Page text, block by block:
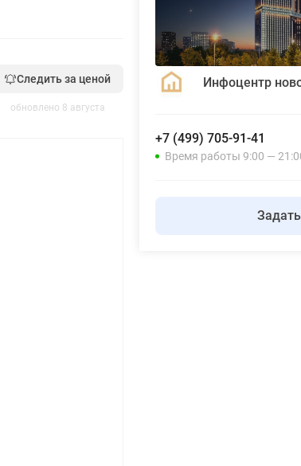
Следить за ценой
обновлено 8 августа
Инфоцентр
+7 (499) 705-91-41
Время работы 9:00 —